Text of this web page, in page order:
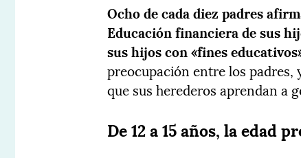
Ocho de cada diez padres
Educación financiera de sus
sus hijos con «fines
preocupación entre los
que sus herederos aprendan a
De 12 a 15 años, la edad